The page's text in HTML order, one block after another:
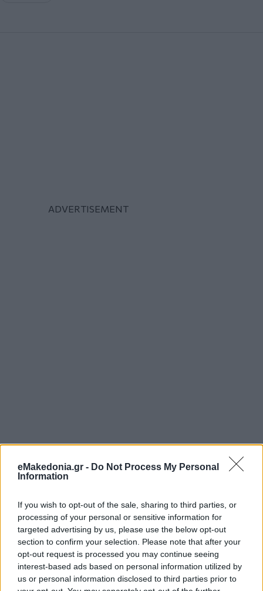
eMakedonia.gr - Do Not Process My Personal
Information
If you wish to opt-out of the sale, sharing to third parties, or
processing of your personal or sensitive information for
targeted advertising by us, please use the below opt-out
section to confirm your selection. Please note that after your
opt-out request is processed you may continue seeing
interest-based ads based on personal information utilized by
us or personal information disclosed to third parties prior to